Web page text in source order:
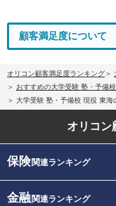
顧客満足度について
オリコン顧客満足度ランキング
おすすめの大学受験 塾・予備
大学受験 塾・予備校 現役 東海
オリコン
保険関連ランキング
金融関連ランキング